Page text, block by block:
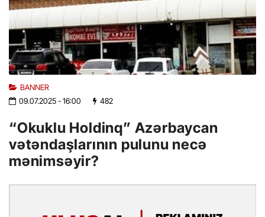
BANNER
09.07.2025- 16:00 482
“Okuklu Holdinq” Azərbaycan
vətəndaşlarının pulunu necə
mənimsəyir?